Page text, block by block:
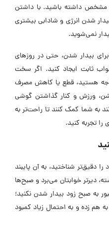
مشخص داشته باشید. با داشتن
شدن انرژی و شادابی بیشتری
نمی‌شوید.
بیدار شدن، حتی در روزهای
ثابت ایجاد کنید. اگر سخت
هستید، قطع یا کاهش مصرف
ورزش و کنار گذاشتن گوشی
به شما کمک کنند تا راحت‌تر به
تجربه کنید.
دقیق‌تر شناختید، به آن پایبند
دیرتر خوابتان می‌برد و صبح‌ها
به صبح زود بیدار شدن نکنید؛
هم زده و به احتمال زیاد کمبود